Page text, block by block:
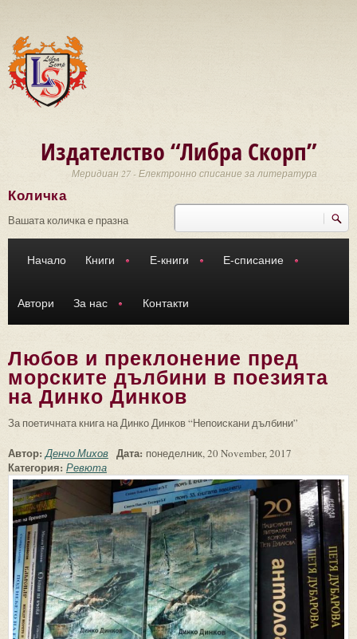
Издателство “Либра Скорп”
Меридиан 27 - Електронно списание за литература
Търси
Количка
Вашата количка е празна
Начало Книги Е-книги Е-списание
Автори За нас Контакти
Любов и преклонение пред
морските дълбини в поезията
на Динко Динков
За поетичната книга на Динко Динков “Непоискани дълбини”
Автор:Денчо Михов Дата: понеделник, 20 November, 2017
Категория: Ревюта